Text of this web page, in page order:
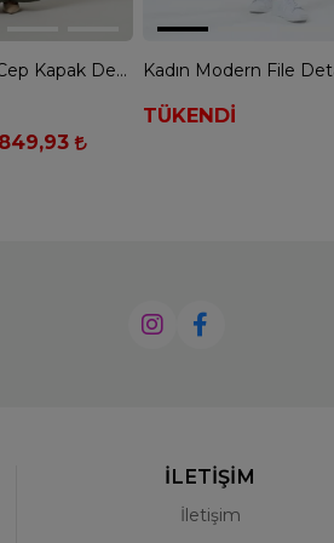
Nuss 1063 Tek Cep Kapak Detaylı Basic Pantolonlu Takım - YEŞİL
TÜKENDİ
İLETİŞİM
İletişim